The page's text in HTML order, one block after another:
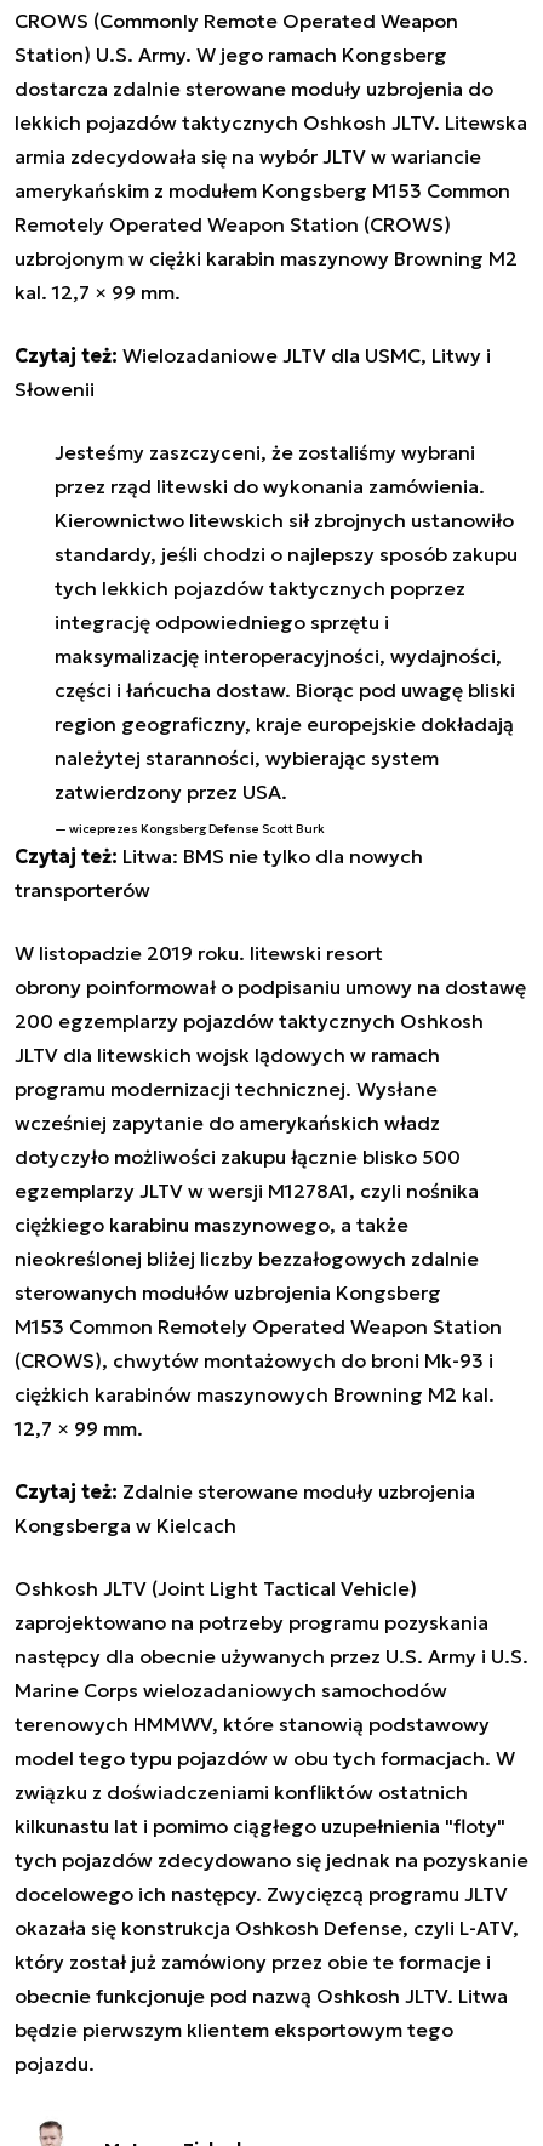
CROWS (Commonly Remote Operated Weapon
Station) U.S. Army. W jego ramach Kongsberg
dostarcza zdalnie sterowane moduły uzbrojenia do
lekkich pojazdów taktycznych Oshkosh JLTV. Litewska
armia zdecydowała się na wybór JLTV w wariancie
amerykańskim z modułem Kongsberg M153 Common
Remotely Operated Weapon Station (CROWS)
uzbrojonym w ciężki karabin maszynowy Browning M2
kal. 12,7 × 99 mm.
Czytaj też: Wielozadaniowe JLTV dla USMC, Litwy i
Słowenii
Jesteśmy zaszczyceni, że zostaliśmy wybrani
przez rząd litewski do wykonania zamówienia.
Kierownictwo litewskich sił zbrojnych ustanowiło
standardy, jeśli chodzi o najlepszy sposób zakupu
tych lekkich pojazdów taktycznych poprzez
integrację odpowiedniego sprzętu i
maksymalizację interoperacyjności, wydajności,
części i łańcucha dostaw. Biorąc pod uwagę bliski
region geograficzny, kraje europejskie dokładają
należytej staranności, wybierając system
zatwierdzony przez USA.
wiceprezes Kongsberg Defense Scott Burk
Czytaj też: Litwa: BMS nie tylko dla nowych
transporterów
W listopadzie 2019 roku. litewski resort
obrony poinformował o podpisaniu umowy na dostawę
200 egzemplarzy pojazdów taktycznych Oshkosh
JLTV dla litewskich wojsk lądowych w ramach
programu modernizacji technicznej. Wysłane
wcześniej zapytanie do amerykańskich władz
dotyczyło możliwości zakupu łącznie blisko 500
egzemplarzy JLTV w wersji M1278A1, czyli nośnika
ciężkiego karabinu maszynowego, a także
nieokreślonej bliżej liczby bezzałogowych zdalnie
sterowanych modułów uzbrojenia Kongsberg
M153 Common Remotely Operated Weapon Station
(CROWS), chwytów montażowych do broni Mk-93 i
ciężkich karabinów maszynowych Browning M2 kal.
12,7 × 99 mm.
Czytaj też: Zdalnie sterowane moduły uzbrojenia
Kongsberga w Kielcach
Oshkosh JLTV (Joint Light Tactical Vehicle)
zaprojektowano na potrzeby programu pozyskania
następcy dla obecnie używanych przez U.S. Army i U.S.
Marine Corps wielozadaniowych samochodów
terenowych HMMWV, które stanowią podstawowy
model tego typu pojazdów w obu tych formacjach. W
związku z doświadczeniami konfliktów ostatnich
kilkunastu lat i pomimo ciągłego uzupełnienia "floty"
tych pojazdów zdecydowano się jednak na pozyskanie
docelowego ich następcy. Zwycięzcą programu JLTV
okazała się konstrukcja Oshkosh Defense, czyli L-ATV,
który został już zamówiony przez obie te formacje i
obecnie funkcjonuje pod nazwą Oshkosh JLTV. Litwa
będzie pierwszym klientem eksportowym tego
pojazdu.